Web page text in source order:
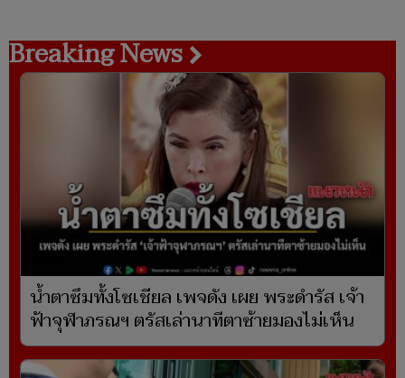
Breaking News
น้ำตาซึมทั้งโซเชียล เพจดัง เผย พระดำรัส เจ้า
ฟ้าจุฬาภรณฯ ตรัสเล่านาทีตาซ้ายมองไม่เห็น